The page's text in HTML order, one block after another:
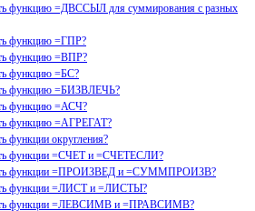
функцию =ДВССЫЛ для суммирования с разных
функцию =ГПР?
функцию =ВПР?
функцию =БС?
функцию =БИЗВЛЕЧЬ?
функцию =АСЧ?
функцию =АГРЕГАТ?
функции округления?
функции =СЧЕТ и =СЧЕТЕСЛИ?
функции =ПРОИЗВЕД и =СУММПРОИЗВ?
функции =ЛИСТ и =ЛИСТЫ?
функции =ЛЕВСИМВ и =ПРАВСИМВ?